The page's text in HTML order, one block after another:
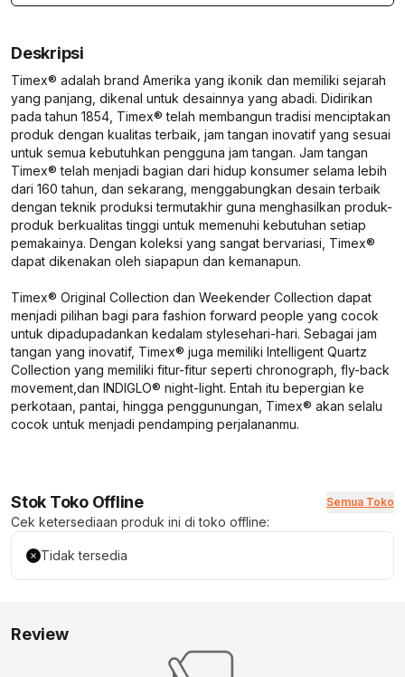
Deskripsi
Timex® adalah brand Amerika yang ikonik dan memiliki sejarah
yang panjang, dikenal untuk desainnya yang abadi. Didirikan
pada tahun 1854, Timex® telah membangun tradisi menciptakan
produk dengan kualitas terbaik, jam tangan inovatif yang sesuai
untuk semua kebutuhkan pengguna jam tangan. Jam tangan
Timex® telah menjadi bagian dari hidup konsumer selama lebih
dari 160 tahun, dan sekarang, menggabungkan desain terbaik
dengan teknik produksi termutakhir guna menghasilkan produk-
produk berkualitas tinggi untuk memenuhi kebutuhan setiap
pemakainya. Dengan koleksi yang sangat bervariasi, Timex®
dapat dikenakan oleh siapapun dan kemanapun.
Timex® Original Collection dan Weekender Collection dapat
menjadi pilihan bagi para fashion forward people yang cocok
untuk dipadupadankan kedalam stylesehari-hari. Sebagai jam
tangan yang inovatif, Timex® juga memiliki Intelligent Quartz
Collection yang memiliki fitur-fitur seperti chronograph, fly-back
movement, dan INDIGLO® night-light. Entah itu bepergian ke
perkotaan, pantai, hingga penggunungan, Timex® akan selalu
cocok untuk menjadi pendamping perjalananmu.
Stok Toko Offline Semua Toko
Cek ketersediaan produk ini di toko offline:
Tidak tersedia
Review